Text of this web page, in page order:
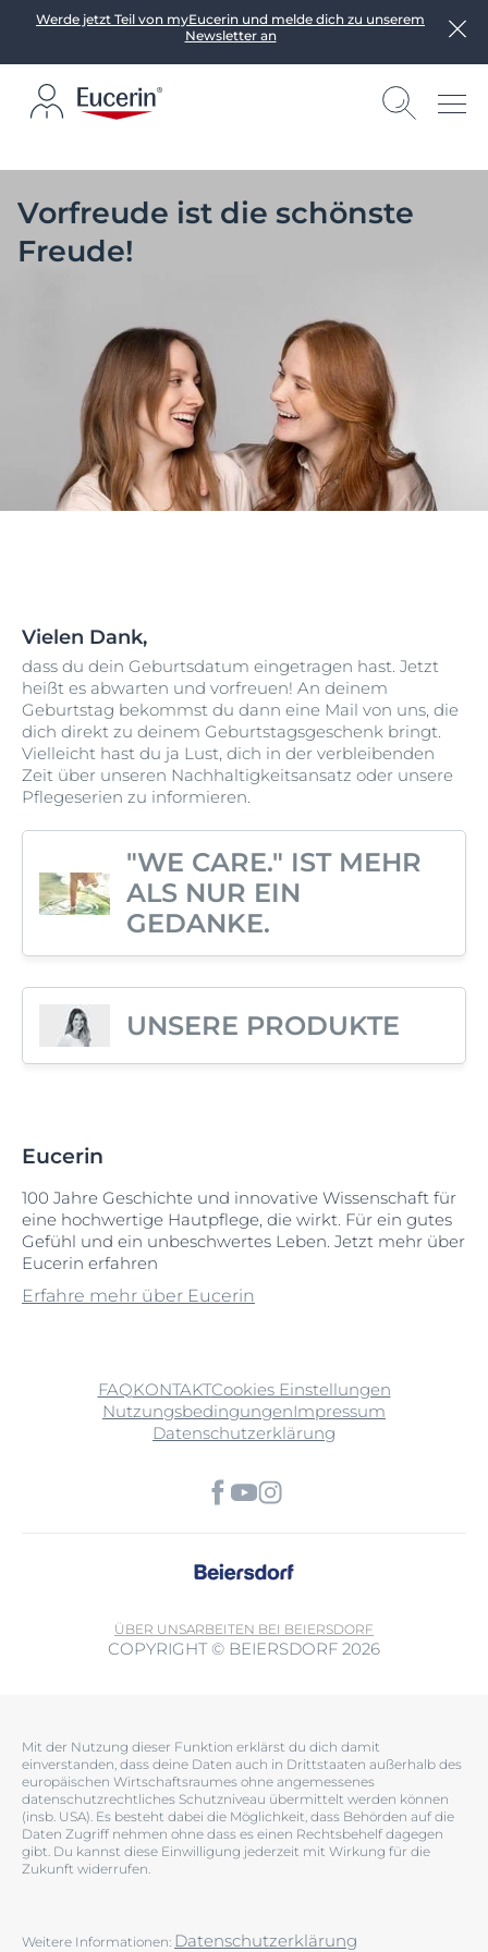
Werde jetzt Teil von myEucerin und melde dich zu unserem
Newsletter an
Vorfreude ist die schönste
Freude!
Vielen Dank,
dass du dein Geburtsdatum eingetragen hast. Jetzt
heißt es abwarten und vorfreuen! An deinem
Geburtstag bekommst du dann eine Mail von uns, die
dich direkt zu deinem Geburtstagsgeschenk bringt.
Vielleicht hast du ja Lust, dich in der verbleibenden
Zeit über unseren Nachhaltigkeitsansatz oder unsere
Pflegeserien zu informieren.
"WE CARE." IST MEHR
ALS NUR EIN
GEDANKE.
UNSERE PRODUKTE
Eucerin
100 Jahre Geschichte und innovative Wissenschaft für
eine hochwertige Hautpflege, die wirkt. Für ein gutes
Gefühl und ein unbeschwertes Leben. Jetzt mehr über
Eucerin erfahren
Erfahre mehr über Eucerin
FAQKONTAKTCookies Einstellungen
NutzungsbedingungenImpressum
Datenschutzerklärung
ÜBER UNSARBEITEN BEI BEIERSDORF
COPYRIGHT © BEIERSDORF 2026
Mit der Nutzung dieser Funktion erklärst du dich damit
einverstanden, dass deine Daten auch in Drittstaaten außerhalb des
europäischen Wirtschaftsraumes ohne angemessenes
datenschutzrechtliches Schutzniveau übermittelt werden können
(insb. USA). Es besteht dabei die Möglichkeit, dass Behörden auf die
Daten Zugriff nehmen ohne dass es einen Rechtsbehelf dagegen
gibt. Du kannst diese Einwilligung jederzeit mit Wirkung für die
Zukunft widerrufen.
Weitere Informationen: Datenschutzerklärung